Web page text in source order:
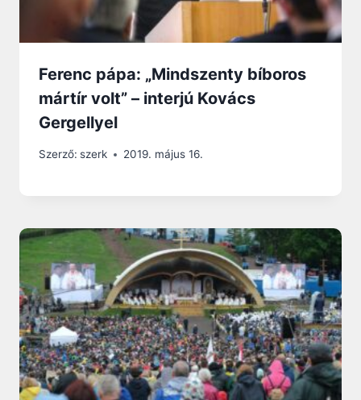
Ferenc pápa: „Mindszenty bíboros
mártír volt” – interjú Kovács
Gergellyel
Szerző: szerk 2019. május 16.